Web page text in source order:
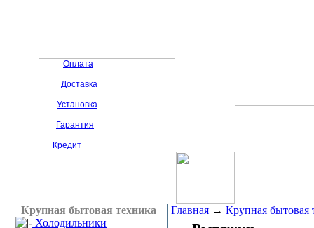
Оплата
Доставка
Установка
Гарантия
Кредит
Крупная бытовая техника
Холодильники
Главная → Крупная бытовая